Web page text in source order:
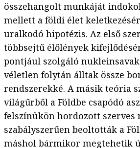
összehangolt munkáját
mellett a földi élet
uralkodó hipotézis. Az első
többsejtű élőlények
pontjául szolgáló
véletlen folytán álltak össze
rendszerekké. A másik teória
világűrből a Földbe csapódó
felszínükön hordozott szerves
szabályszerűen beoltották a
máshol bármikor megtehetik